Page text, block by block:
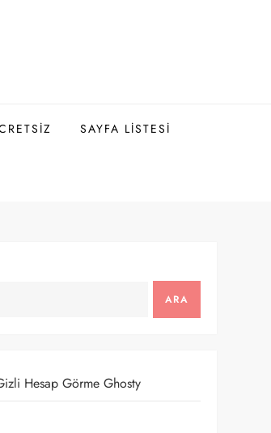
SAYFA LISTESI
ARA
Hesap Görme Ghosty